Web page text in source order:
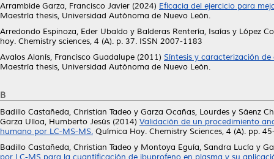
Arrambide Garza, Francisco Javier (2024) Eficacia del ejercicio para
Maestría thesis, Universidad Autónoma de Nuevo León.
Arredondo Espinoza, Eder Ubaldo y Balderas Rentería, Isaías y López
hoy. Chemistry sciences, 4 (A). p. 37. ISSN 2007-1183
Avalos Alanís, Francisco Guadalupe (2011) Síntesis y caracterización
Maestría thesis, Universidad Autónoma de Nuevo León.
B
Badillo Castañeda, Christian Tadeo y Garza Ocañas, Lourdes y Sáenz
Garza Ulloa, Humberto Jesús (2014) Validación de un procedimiento
humano por LC-MS-MS. Química Hoy. Chemistry Sciences, 4 (A). pp.
Badillo Castañeda, Christian Tadeo y Montoya Eguía, Sandra Lucía y